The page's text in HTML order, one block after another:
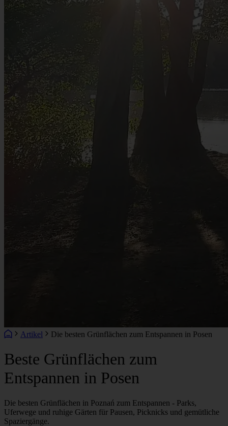
Artikel Die besten Grünflächen zum Entspannen in Posen
Beste Grünflächen zum
Entspannen in Posen
Die besten Grünflächen in Poznań zum Entspannen - Parks,
Uferwege und ruhige Gärten für Pausen, Picknicks und gemütliche
Spaziergänge.